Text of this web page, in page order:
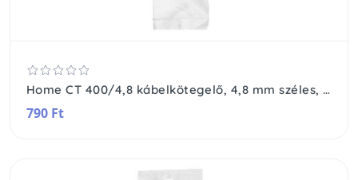
Home CT 400/4,8 kábelkötegelő, 4,8 mm széles, 400 mm hosszú, 25 db, átlátszó
790 Ft